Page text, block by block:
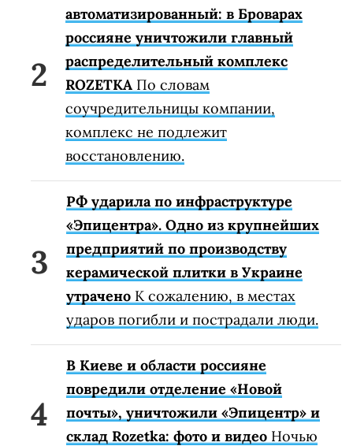
автоматизированный: в Броварах
россияне уничтожили главный
распределительный комплекс
ROZETKA По словам
соучредительницы компании,
комплекс не подлежит
восстановлению.
РФ ударила по инфраструктуре
«Эпицентра». Одно из крупнейших
предприятий по производству
керамической плитки в Украине
утрачено К сожалению, в местах
ударов погибли и пострадали люди.
В Киеве и области россияне
повредили отделение «Новой
почты», уничтожили «Эпицентр» и
склад Rozetka: фото и видео Ночью